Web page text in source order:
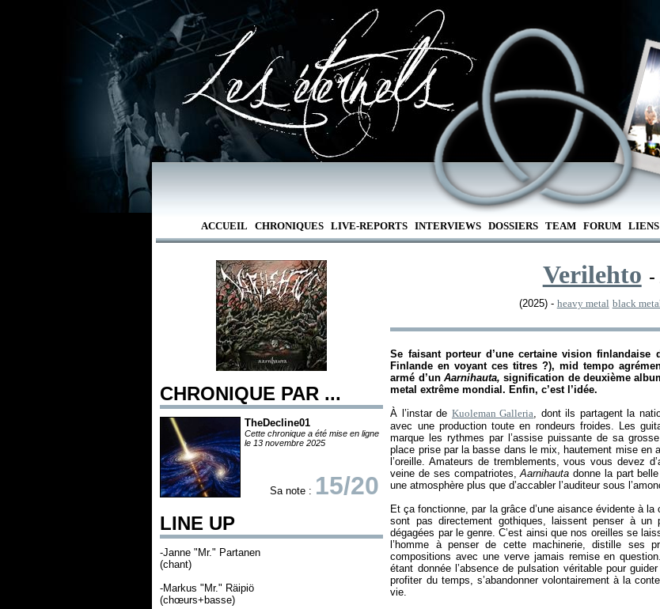
ACCUEIL CHRONIQUES LIVE-REPORTS INTERVIEWS DOSSIERS TEAM FORUM LIENS
CHRONIQUE PAR ...
TheDecline01
Cette chronique a été mise en ligne
le 13 novembre 2025
Sa note : 15/20
LINE UP
-Janne "Mr." Partanen
(chant)
-Markus "Mr." Räipiö
(chœurs+basse)
Verilehto -
(2025) - heavy metal black
Se faisant porteur d’une certaine vision
Finlande en voyant ces titres ?), mid tempo
armé d’unAarnihauta, signification de deuxième
metal extrême mondial. Enfin, c’est l’idée.
À l’instar de Kuoleman Galleria, dont ils partagent la
avec une production toute en rondeurs froides. Les
marque les rythmes par l’assise puissante de sa
place prise par la basse dans le mix, hautement mise en
l’oreille. Amateurs de tremblements, vous vous devez
veine de ses compatriotes,Aarnihauta donne la part
une atmosphère plus que d’accabler l’auditeur sous
Et ça fonctionne, par la grâce d’une aisance évidente à
sont pas directement gothiques, laissent penser à
dégagées par le genre. C’est ainsi que nos oreilles se
l’homme à penser de cette machinerie, distille ses
compositions avec une verve jamais remise en
étant donnée l’absence de pulsation véritable pour
profiter du temps, s’abandonner volontairement à la
vie.